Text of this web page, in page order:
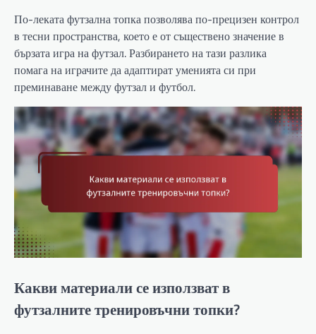
По-леката футзална топка позволява по-прецизен контрол
в тесни пространства, което е от съществено значение в
бързата игра на футзал. Разбирането на тази разлика
помага на играчите да адаптират уменията си при
преминаване между футзал и футбол.
Какви материали се използват в
футзалните тренировъчни топки?